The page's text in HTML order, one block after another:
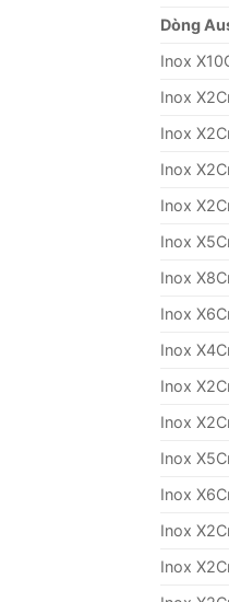
Dòng
Inox
Inox
Inox
Inox
Inox
Inox
Inox
Inox
Inox
Inox
Inox
Inox
Inox
Inox
Inox